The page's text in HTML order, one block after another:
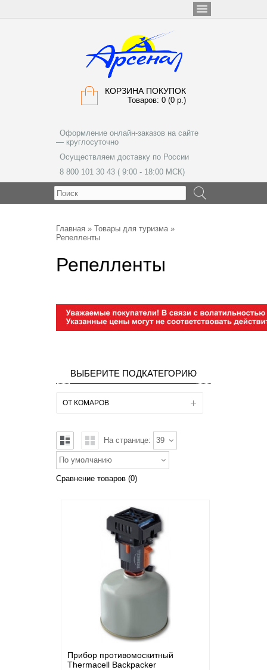
КОРЗИНА ПОКУПОК
Товаров: 0 (0 р.)
Оформление онлайн-заказов на сайте
— круглосуточно
Осуществляем доставку по России
8 800 101 30 43 ( 9:00 - 18:00 МСК)
Главная » Товары для туризма»
Репелленты
Репелленты
ВЫБЕРИТЕ ПОДКАТЕГОРИЮ
ОТ КОМАРОВ
На странице: 39
По умолчанию
Сравнение товаров (0)
Прибор противомоскитный
Thermacell Backpacker